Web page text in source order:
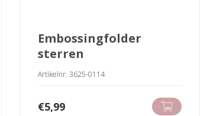
embossingfolder
sterren
Artikelnr. 3625-0114
€5,99